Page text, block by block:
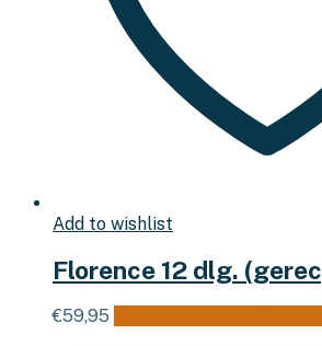
Add to wishlist
Florence 12 dlg.
€59,95